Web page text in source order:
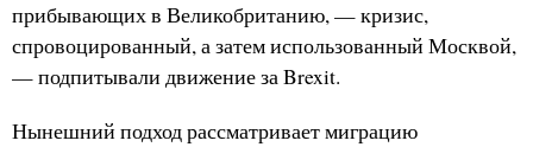
прибывающих в Великобританию, — кризис,
спровоцированный, а затем использованный Москвой,
— подпитывали движение за Brexit.
Нынешний подход рассматривает миграцию